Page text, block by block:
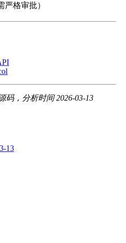
格审批）
码，分析时间 2026-03-13
13